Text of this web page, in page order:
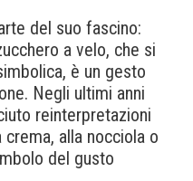
del suo fascino:
a velo, che si
è un gesto
Negli ultimi anni
reinterpretazioni
alla nocciola o
del gusto